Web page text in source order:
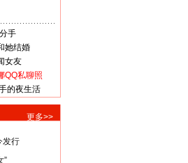
手
她结婚
女友
QQ私聊照
的夜生活
更多>>
发行
”